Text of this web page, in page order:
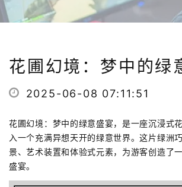
花圃幻境：梦中的绿
2025-06-08 07:11:51
花圃幻境：梦中的绿意盛宴，是一座沉浸式
入一个充满异想天开的绿意世界。这片绿洲
景、艺术装置和体验式元素，为游客创造了
盛宴。